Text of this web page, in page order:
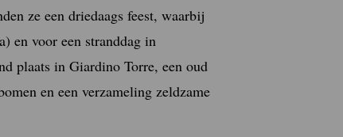
ze een driedaags feest, waarbij
en voor een stranddag in
plaats in Giardino Torre, een oud
en een verzameling zeldzame